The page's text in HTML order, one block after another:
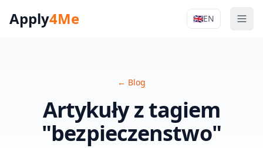
Apply4Me 🇬🇧EN
Apply4Me
← Blog
Artykuły z tagiem
"bezpieczenstwo"